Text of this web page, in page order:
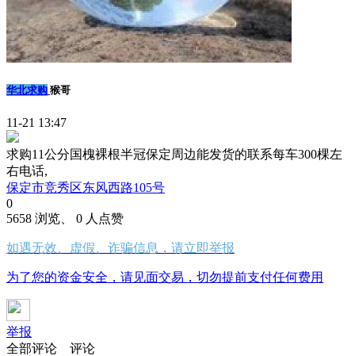
华北求购 猴哥
11-21 13:47
求购11公分国槐裸根半冠保定周边能发货的联系每车300棵左
右电话,
保定市竞秀区东风西路105号
0
5658 浏览、 0 人点赞
如遇无效、虚假、诈骗信息，请立即举报
为了您的资金安全，请见面交易，切勿提前支付任何费用
举报
全部评论
评论